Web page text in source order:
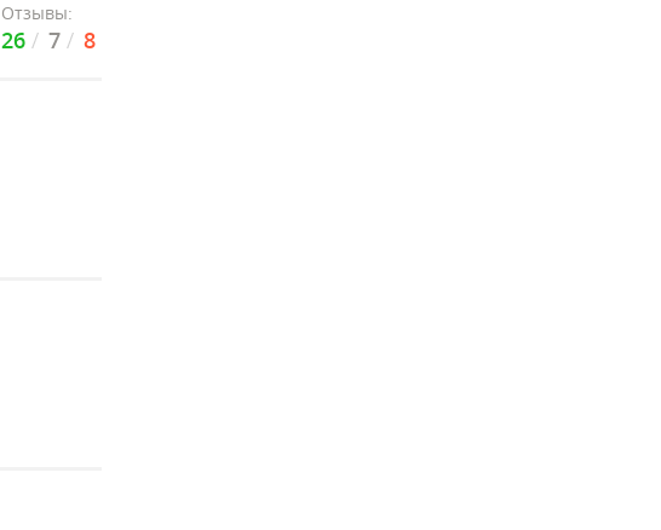
Отзывы:
26 7 8